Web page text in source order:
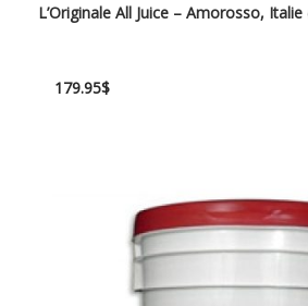
L’Originale All Juice – Amorosso,
179.95$